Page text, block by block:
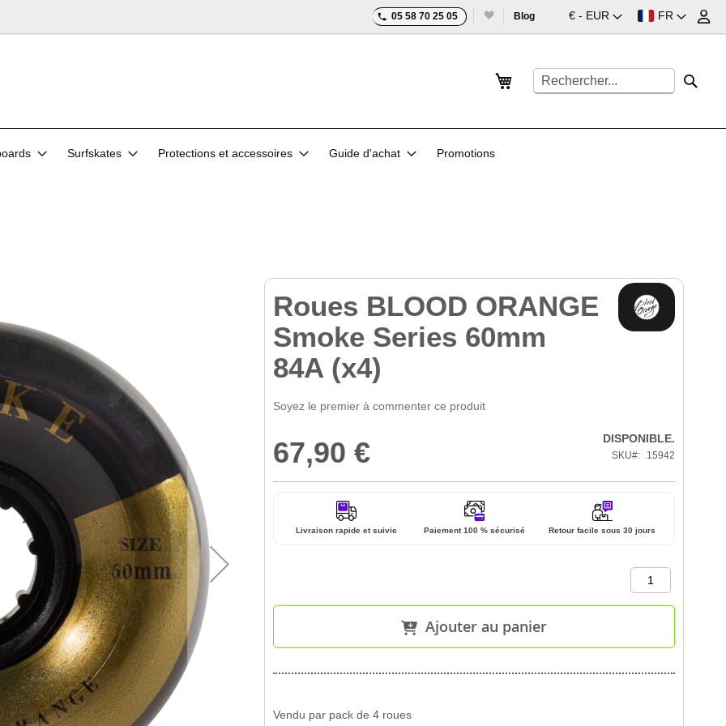
Devise
€ - EUR Langue
FR
05 58 70 25 05 Blog
Mon panier
Rechercher
Surfskates Protections et accessoires Guide d'achat Promotions
Roues BLOOD ORANGE
Smoke Series 60mm
84A (x4)
Soyez le premier à commenter ce produit
67,90 € DISPONIBLE.
SKU 15942
Livraison rapide et suivie Paiement 100 % sécurisé Retour facile sous 30 jours
Ajouter au panier
Vendu par pack de 4 roues